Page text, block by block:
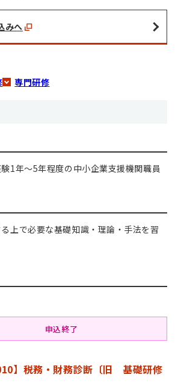
みへ
専門研修
1年～5年程度の中小企業支援機関職員
上で必要な基礎知識・理論・手法を習
申込終了
】税務・財務診断〔旧 基礎研修